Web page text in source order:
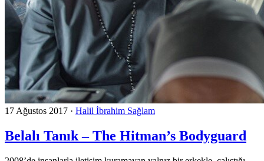
17 Ağustos 2017 · Halil İbrahim Sağlam
Belalı Tanık – The Hitman’s Bodyguard